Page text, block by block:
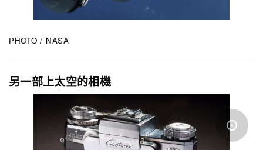
PHOTO / NASA
另一部上太空的相機